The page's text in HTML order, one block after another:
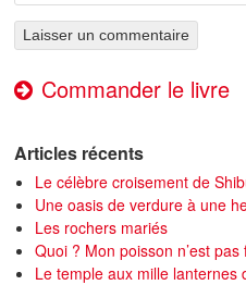
Commander le livre
Articles récents
Le célèbre croisement de
Une oasis de verdure à une
Les rochers mariés
Quoi ? Mon poisson n’est pas
Le temple aux mille lanternes